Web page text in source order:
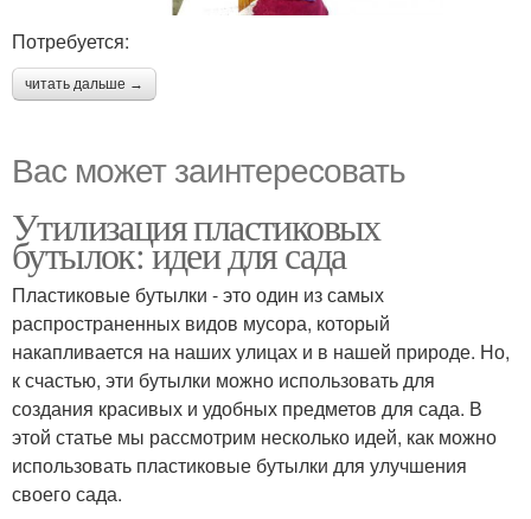
Потребуется:
читать дальше →
Вас может заинтересовать
Утилизация пластиковых
бутылок: идеи для сада
Пластиковые бутылки - это один из самых
распространенных видов мусора, который
накапливается на наших улицах и в нашей природе. Но,
к счастью, эти бутылки можно использовать для
создания красивых и удобных предметов для сада. В
этой статье мы рассмотрим несколько идей, как можно
использовать пластиковые бутылки для улучшения
своего сада.